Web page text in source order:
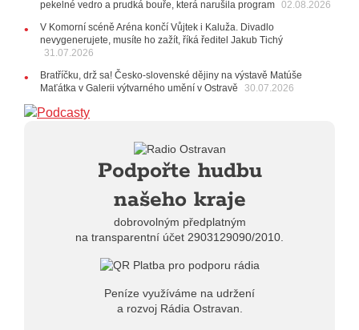
Výrazná osobnost české alternativní scény zahraje ve
Frýdku-Místku
14:01
herec Dušan Urban
10:03
Pimprléto promění areál Divadla loutek Ostrava v
letní centrum umění, tvoření a sousedských setkání
pekelné vedro a prudká bouře, která narušila program 02.08.2026
V Komorní scéně Aréna končí Vůjtek i Kaluža. Divadlo
nevygenerujete, musíte ho zažít, říká ředitel Jakub Tichý
31.07.2026
Bratříčku, drž sa! Česko-slovenské dějiny na výstavě Matúše
Maťátka v Galerii výtvarného umění v Ostravě
30.07.2026
Podpořte hudbu
našeho kraje
dobrovolným předplatným
na transparentní účet 2903129090/2010.
Peníze využíváme na udržení
a rozvoj Rádia Ostravan.